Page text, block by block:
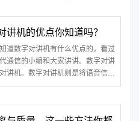
讲机的优点你知道吗？
道数字对讲机有什么优点的，看过
通信的小编和大家讲讲。数字对讲
讲机。数字对讲机则是将语音信号
就是说，对讲机传输频率上的全部